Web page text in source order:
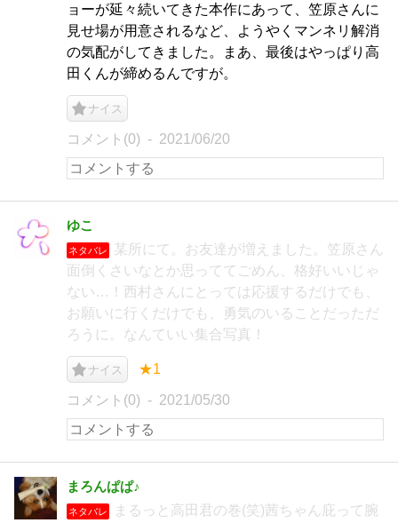
ョーが延々続いてきた本作にあって、笠原さんに
見せ場が用意されるなど、ようやくマンネリ解消
の気配がしてきました。まあ、最後はやっぱり高
田くんが締めるんですが。
ナイス
コメント(0) 2021/06/20
ゆこ
ネタバレ
某所にて。お友達が増えました。笠原さん
面倒くさいなとか思っててごめん、格好いいじゃ
ない…！西村さんにとっては応援するだけでも、
お願いに行くだけでも、勇気のいることだっただ
ろうに。なんていい集合写真！
ナイス ★1
コメント(0) 2021/05/30
まろんぱぱ♪
ネタバレ
まるっと高田君の巻(笑)茜ちゃん庇って腕